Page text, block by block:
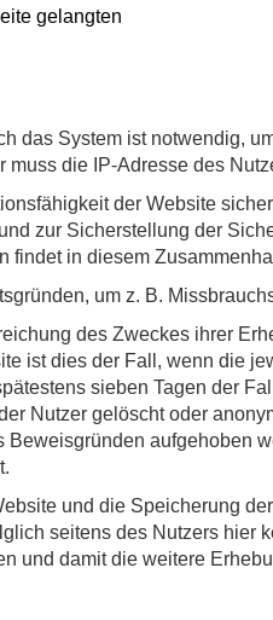
gelangten
das System ist notwendig,
die IP-Adresse des
der Website
zur Sicherstellung der
findet in diesem
um z. B.
des Zweckes ihrer
ist dies der Fall, wenn die
sieben Tagen der
Nutzer gelöscht oder
aufgehoben
und die Speicherung
seitens des Nutzers hier
und damit die weitere